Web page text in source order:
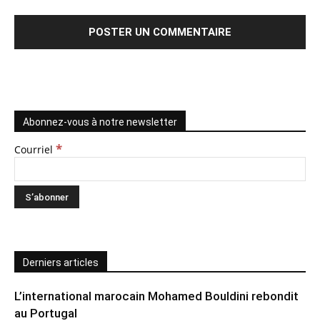
Abonnez-vous à notre newsletter
Courriel *
Derniers articles
L’international marocain Mohamed Bouldini rebondit
au Portugal